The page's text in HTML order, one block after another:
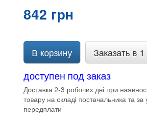
842 грн
В корзину Заказать в 1
доступен под заказ
Доставка 2-3 робочих дні при
товару на складі постачальника та за
передплати